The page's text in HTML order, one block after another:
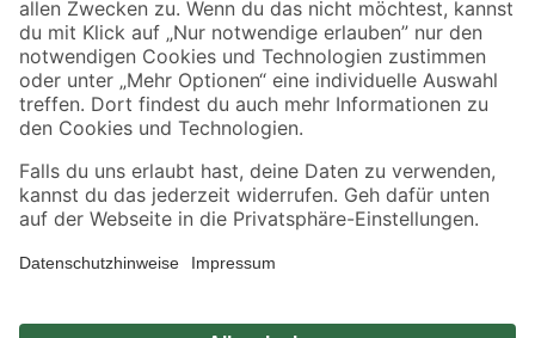
Jetzt die toom-App herunterladen
Alle Preisangaben in EUR inkl. gesetzl. MwSt.. Die dargestellten Angebote sind unter
Umständen nicht in allen Märkten verfügbar. Die angegebenen Verfügbarkeiten beziehen
Produkte nur solange der Vorrat reicht.
*Paketversand ab 59 € versandkostenfrei, gilt nicht für Artikel mit Speditionsversand, hier